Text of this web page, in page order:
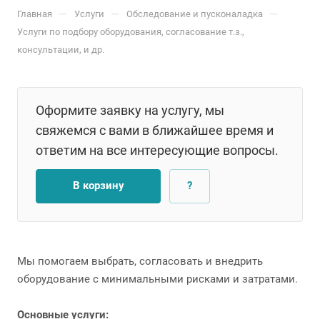
Главная — Услуги — Обследование и пусконаладка —
Услуги по подбору оборудования, согласование т.з.,
консультации, и др.
Оформите заявку на услугу, мы
свяжемся с вами в ближайшее время и
ответим на все интересующие вопросы.
В корзину ?
Мы помогаем выбрать, согласовать и внедрить
оборудование с минимальными рисками и затратами.
Основные услуги: